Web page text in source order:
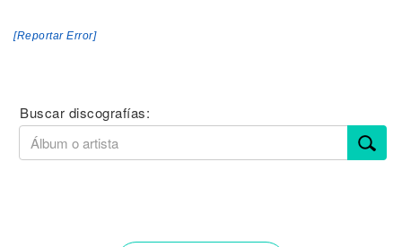
[Reportar Error]
Buscar discografías: